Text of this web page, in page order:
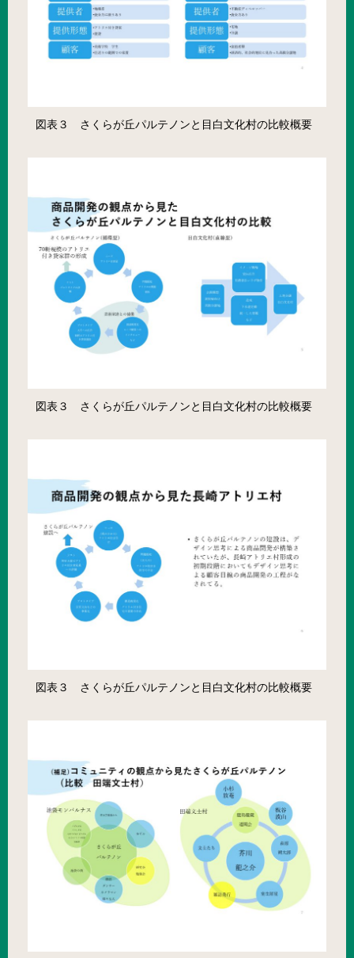
図表３ さくらが丘パルテノンと目白文化村の比較概要
図表３ さくらが丘パルテノンと目白文化村の比較概要
図表３ さくらが丘パルテノンと目白文化村の比較概要